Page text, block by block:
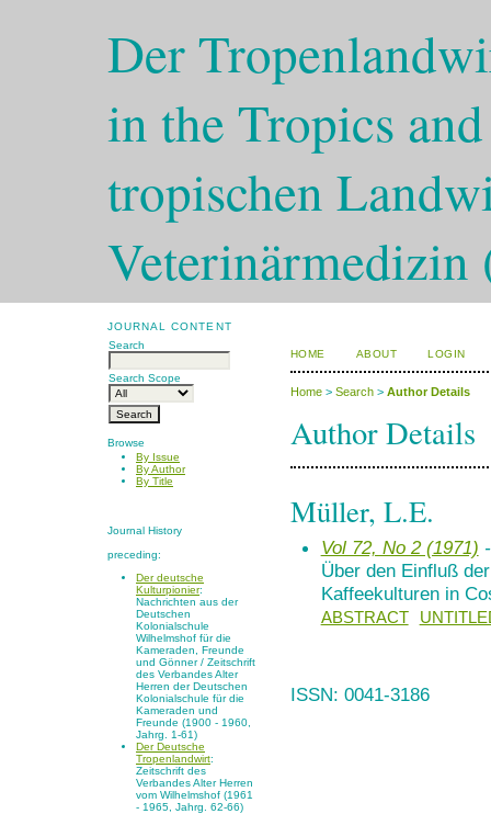
Der
in the Tropics
tropischen
Veterinärmedizin
JOURNAL CONTENT
Search
Search Scope
Browse
By Issue
By Author
By Title
Journal History
preceding:
Der deutsche
Kulturpionier:
Nachrichten aus der
Deutschen
Kolonialschule
Wilhelmshof für die
Kameraden, Freunde
und Gönner / Zeitschrift
des Verbandes Alter
Herren der Deutschen
Kolonialschule für die
Kameraden und
Freunde (1900 - 1960,
Jahrg. 1-61)
Der Deutsche
Tropenlandwirt:
Zeitschrift des
Verbandes Alter Herren
vom Wilhelmshof (1961
- 1965, Jahrg. 62-66)
HOME ABOUT LOGIN
Home> Search> Author Details
Author Details
Müller, L.E.
Vol 72, No 2 (1971)
Über den Einfluß
Kaffeekulturen in
ABSTRACT
ISSN: 0041-3186